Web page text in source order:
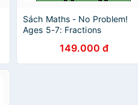
Sách Maths - No Problem!
Ages 5-7: Fractions
149.000 đ